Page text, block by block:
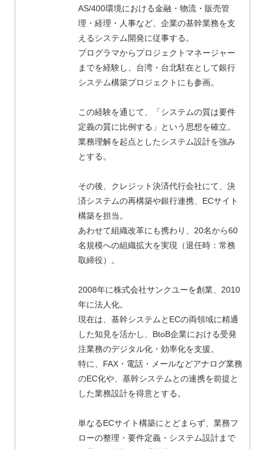
AS/400環境における金融・物流・販売管
理・経理・人事など、企業の基幹業務を支
えるシステム開発に従事する。
プログラマからプロジェクトマネージャー
までを経験し、台湾・台北駐在として銀行
システム構築プロジェクトにも参画。
この経験を通じて、「システムの質は要件
定義の質に比例する」という思想を確立。
業務理解を起点としたシステム設計を強み
とする。
その後、クレジット決済代行会社にて、決
済システムの再構築や銀行連携、ECサイト
構築を担当。
あわせて組織改革にも携わり、20名から60
名規模への組織拡大を実現（退任時：常務
取締役）。
2008年に株式会社サンクユーを創業、2010
年に法人化。
現在は、基幹システムとECの両領域に精通
した知見を活かし、BtoB企業における受発
注業務のデジタル化・効率化を支援。
特に、FAX・電話・メールなどアナログ業務
のEC化や、基幹システムとの連携を前提と
した業務設計を得意とする。
単なるECサイト構築にとどまらず、業務フ
ローの整理・要件定義・システム設計まで